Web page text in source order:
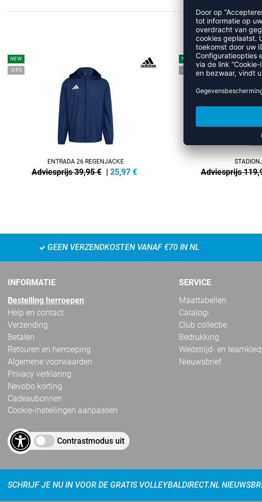
MEER
NEW
-35%
ENTRADA 26 REGENJACKE
Adviesprijs 39,95 € | 25,97 €
NEW
-35%
Adviesprijs
GEEN VERZENDKOSTEN VANAF €70 IN NL
INFORMATIE
Bestelling herroepen
Help en contact
Verzending
Betalen
Retouren en herroeping
Algemene voorwaarden
Privacy verklaring
Nevobo korting
Cadeaubonnen
Cookie-instellingen aanpassen
Contrastmodus uit
SERVICE
Maattabellen
Catalogi
Club collectie
Bedrukking
Wedstrijd- en
Nieuwsbrief
SCHRIJF JE NU IN VOOR DE GRATIS VOLLEYBALDIRECT.NL